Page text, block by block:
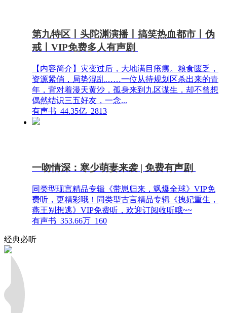
第九特区丨头陀渊演播丨搞笑热血都市丨伪
戒丨VIP免费多人有声剧
【内容简介】灾变过后，大地满目疮痍。粮食匮乏，
资源紧俏，局势混乱……一位从待规划区杀出来的青
年，背对着漫天黄沙，孤身来到九区谋生，却不曾想
偶然结识三五好友，一念...
有声书 44.35亿 2813
一吻情深：寒少萌妻来袭 | 免费有声剧
同类型现言精品专辑《带崽归来，飒爆全球》VIP免
费听，更精彩哦！同类型古言精品专辑《拽妃重生，
燕王别想逃》VIP免费听，欢迎订阅收听哦~~
有声书 353.66万 160
经典必听